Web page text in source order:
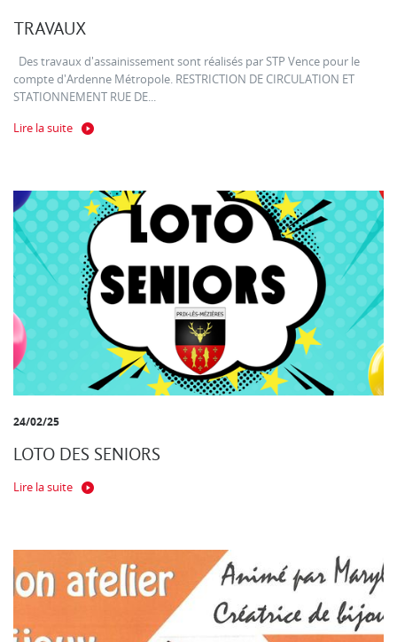
TRAVAUX
Des travaux d'assainissement sont réalisés par STP Vence pour le
compte d'Ardenne Métropole. RESTRICTION DE CIRCULATION ET
STATIONNEMENT RUE DE...
Lire la suite
24/02/25
LOTO DES SENIORS
Lire la suite